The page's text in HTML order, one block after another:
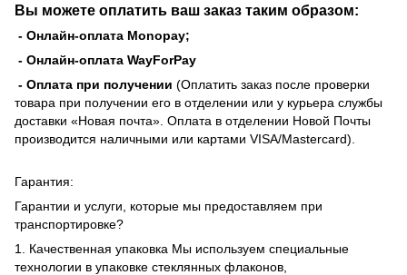
Вы можете оплатить ваш заказ таким образом:
- Онлайн-оплата Monopay;
- Онлайн-оплата WayForPay
- Оплата при получении (Оплатить заказ после проверки
товара при получении его в отделении или у курьера службы
доставки «Новая почта». Оплата в отделении Новой Почты
производится наличными или картами VISA/Mastercard).
Гарантия:
Гарантии и услуги, которые мы предоставляем при
транспортировке?
1. Качественная упаковка Мы используем специальные
технологии в упаковке стеклянных флаконов,